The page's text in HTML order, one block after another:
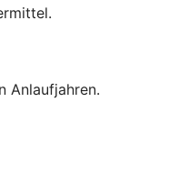
Anlaufjahren.